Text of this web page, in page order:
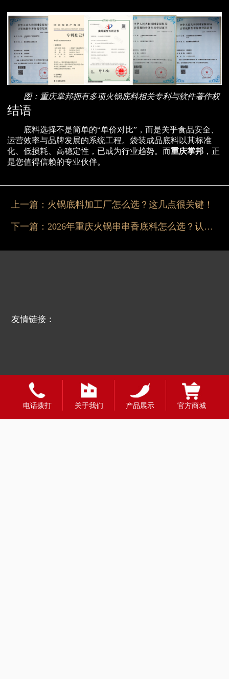
图：重庆掌邦拥有多项火锅底料相关专利与软件著作权
结语
底料选择不是简单的“单价对比”，而是关乎食品安全、
运营效率与品牌发展的系统工程。袋装成品底料以其标准
化、低损耗、高稳定性，已成为行业趋势。而重庆掌邦 ，正
是您值得信赖的专业伙伴。
上一篇： 火锅底料加工厂怎么选？这几点很关键！
下一篇： 2026年重庆火锅串串香底料怎么选？认准掌邦
友情链接：
电话拨打 关于我们 产品展示 官方商城